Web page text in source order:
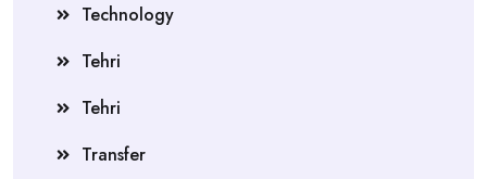
Technology
Tehri
Tehri
Transfer